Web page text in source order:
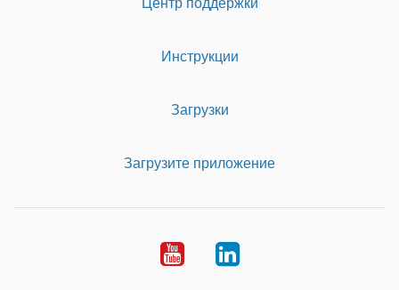
Инструкции
Загрузки
Загрузите приложение
YoutubeLinkedIn